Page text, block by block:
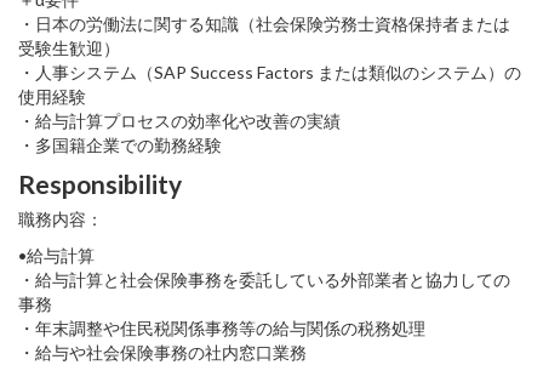
・日本の労働法に関する知識（社会保険労務士資格保持者または
受験生歓迎）
・人事システム（SAP Success Factors または類似のシステム）の
使用経験
・給与計算プロセスの効率化や改善の実績
・多国籍企業での勤務経験
Responsibility
職務内容：
•給与計算
・給与計算と社会保険事務を委託している外部業者と協力しての
事務
・年末調整や住民税関係事務等の給与関係の税務処理
・給与や社会保険事務の社内窓口業務